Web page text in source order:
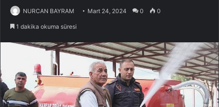
NURCAN BAYRAM Mart 24, 2024 0 0
1 dakika okuma süresi